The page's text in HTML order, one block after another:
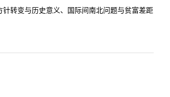
转变与历史意义、国际间南北问题与贫富差距